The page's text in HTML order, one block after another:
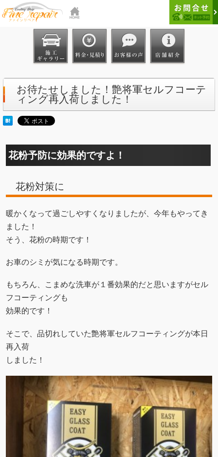
お待たせしました！艶将軍セルフコーテ
ィング再入荷しました！
花粉予防に効果的ですよ！
花粉対策に
暖かくなって過ごしやすくなりましたが、今年もやってき
ました！
そう、花粉の時期です！
お車のシミが気になる時期です。
もちろん、こまめな洗車が１番効果的だと思いますがセル
フコーティングも
効果的です！
そこで、品切れしていた艶将軍セルフコーティングが本日
再入荷
しました！